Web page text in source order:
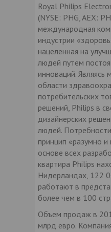
Royal Philips
(NYSE: PHG, AEX:
международная
индустрии
нацеленная на
людей путем
инноваций.
области
потребительских
решений, Philips в
дизайнерских
людей.
принцип «разумно
основе всех
квартира Philips
Нидерландах, 122
работают в
более чем в 100
Объем продаж в
млрд евро.